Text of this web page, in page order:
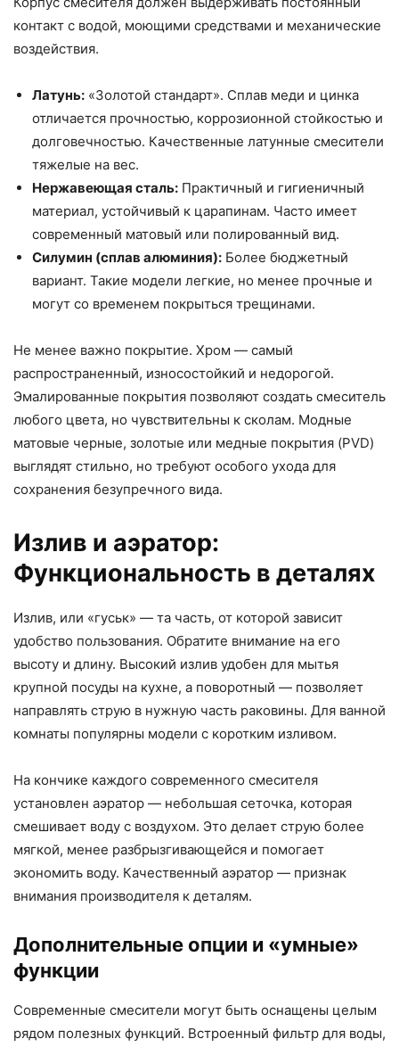
контакт с водой, моющими средствами и механические
воздействия.
Латунь: «Золотой стандарт». Сплав меди и цинка
отличается прочностью, коррозионной стойкостью и
долговечностью. Качественные латунные смесители
тяжелые на вес.
Нержавеющая сталь: Практичный и гигиеничный
материал, устойчивый к царапинам. Часто имеет
современный матовый или полированный вид.
Силумин (сплав алюминия): Более бюджетный
вариант. Такие модели легкие, но менее прочные и
могут со временем покрыться трещинами.
Не менее важно покрытие. Хром — самый
распространенный, износостойкий и недорогой.
Эмалированные покрытия позволяют создать смеситель
любого цвета, но чувствительны к сколам. Модные
матовые черные, золотые или медные покрытия (PVD)
выглядят стильно, но требуют особого ухода для
сохранения безупречного вида.
Излив и аэратор:
Функциональность в деталях
Излив, или «гуськ» — та часть, от которой зависит
удобство пользования. Обратите внимание на его
высоту и длину. Высокий излив удобен для мытья
крупной посуды на кухне, а поворотный — позволяет
направлять струю в нужную часть раковины. Для ванной
комнаты популярны модели с коротким изливом.
На кончике каждого современного смесителя
установлен аэратор — небольшая сеточка, которая
смешивает воду с воздухом. Это делает струю более
мягкой, менее разбрызгивающейся и помогает
экономить воду. Качественный аэратор — признак
внимания производителя к деталям.
Дополнительные опции и «умные»
функции
Современные смесители могут быть оснащены целым
рядом полезных функций. Встроенный фильтр для воды,